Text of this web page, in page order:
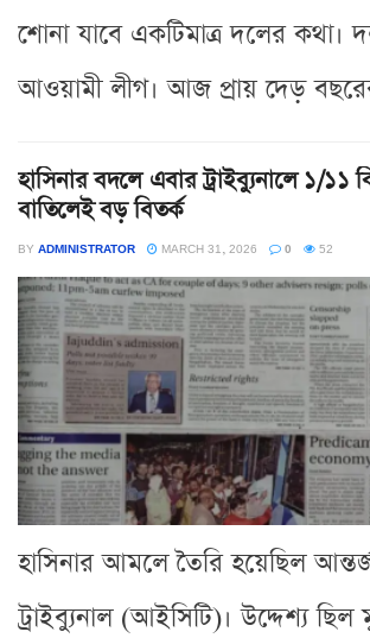
শোনা যাবে একটিমাত্র দলের কথা।
আওয়ামী লীগ। আজ প্রায় দেড়
হাসিনার বদলে এবার ট্রাইব্যুনালে ১/১১
বাতিলেই বড় বিতর্ক
BY ADMINISTRATOR MARCH 31, 2026 0 52
হাসিনার আমলে তৈরি হয়েছিল
ট্রাইব্যুনাল (আইসিটি)। উদ্দেশ্য ছিল